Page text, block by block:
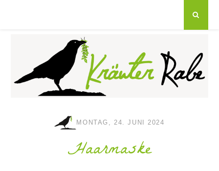
MONTAG, 24. JUNI 2024
Haarmaske